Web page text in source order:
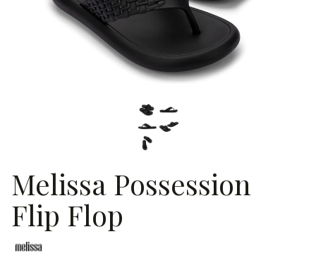
Melissa Possession
Flip Flop